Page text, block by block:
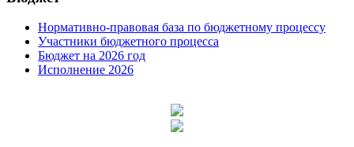
Нормативно-правовая база по бюджетному процессу
Участники бюджетного процесса
Бюджет на 2026 год
Исполнение 2026